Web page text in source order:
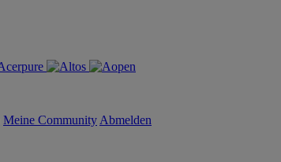
Meine Community Abmelden